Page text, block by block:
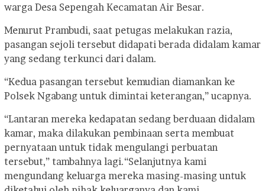
warga Desa Sepengah Kecamatan Air Besar.
Menurut Prambudi, saat petugas melakukan razia,
pasangan sejoli tersebut didapati berada didalam kamar
yang sedang terkunci dari dalam.
“Kedua pasangan tersebut kemudian diamankan ke
Polsek Ngabang untuk dimintai keterangan,” ucapnya.
“Lantaran mereka kedapatan sedang berduaan didalam
kamar, maka dilakukan pembinaan serta membuat
pernyataan untuk tidak mengulangi perbuatan
tersebut,” tambahnya lagi.“Selanjutnya kami
mengundang keluarga mereka masing-masing untuk